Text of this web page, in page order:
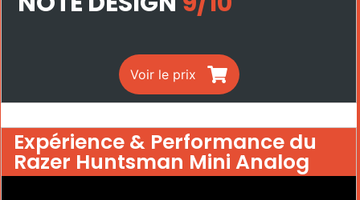
Voir le prix
Expérience & Performance du
Razer Huntsman Mini Analog